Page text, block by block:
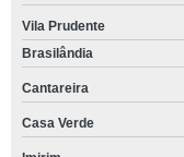
Vila Prudente
Brasilândia
Cantareira
Casa Verde